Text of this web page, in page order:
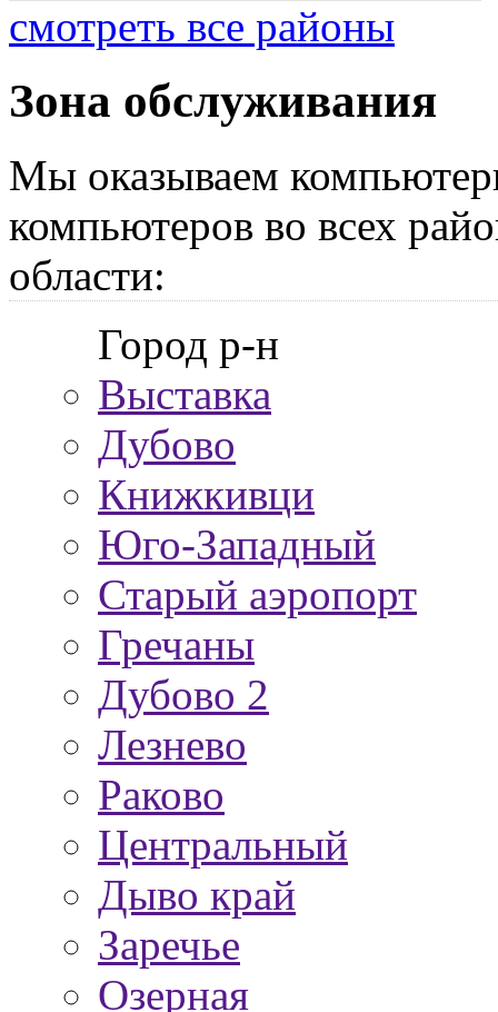
смотреть все районы
Зона обслуживания
Мы оказываем
компьютеров во всех
области:
Город р-н
Выставка
Дубово
Книжкивци
Юго-Западный
Старый аэропорт
Гречаны
Дубово 2
Лезнево
Раково
Центральный
Дыво край
Заречье
Озерная